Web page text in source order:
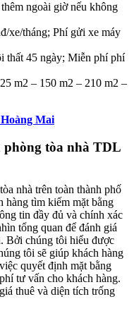
ngoài giờ nếu không
xe/tháng; Phí gửi xe máy
thất 45 ngày; Miễn phí phí
m2 – 150 m2 – 210 m2 –
Mai
phòng tòa nhà TDL
nhà trên toàn thành phố
hàng tìm kiếm mặt bằng
tin đầy đủ và chính xác
tổng quan để đánh giá
Bởi chúng tôi hiểu được
tôi sẽ giúp khách hàng
quyết định mặt bằng
tư vấn cho khách hàng.
thuê và diện tích trống